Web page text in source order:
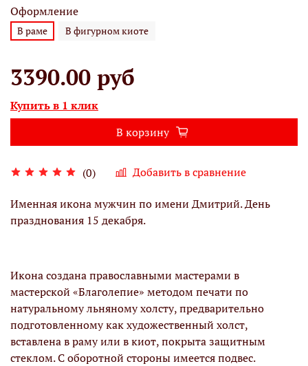
(0) Добавить в сравнение
Оформление
В раме В фигурном киоте
3390.00 руб
Купить в 1 клик
В корзину
Именная икона мужчин по имени Дмитрий. День
празднования 15 декабря.
Икона создана православными мастерами в
мастерской «Благолепие» методом печати по
натуральному льняному холсту, предварительно
подготовленному как художественный холст,
вставлена в раму или в киот, покрыта защитным
стеклом. С оборотной стороны имеется подвес.